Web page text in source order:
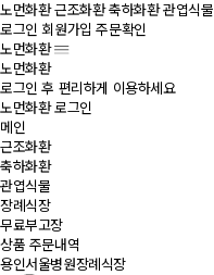
노먼화환근조화환축하화환관엽식물
로그인 회원가입 주문확인
노먼화환
노먼화환
로그인 후 편리하게 이용하세요
노먼화환 로그인
메인
근조화환
축하화환
관엽식물
장례식장
무료부고장
상품 주문내역
용인서울병원장례식장